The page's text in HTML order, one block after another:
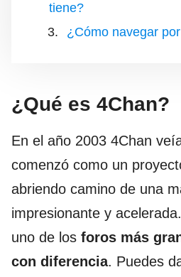
tiene?
¿Cómo navegar
¿Qué es 4Chan?
En el año 2003 4Chan
comenzó como un
abriendo camino de una
impresionante y
uno de los foros más
con diferencia. Puedes